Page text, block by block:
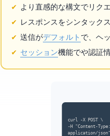
curlより直感的な構文でリク
レスポンスをシンタック
送信がデフォルト で、ヘ
セッション機能でや認証
curl -X POST \
-H "Content-Type:
application/